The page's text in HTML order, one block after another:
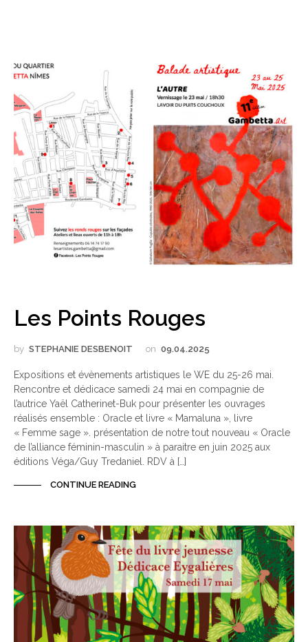
Les Points Rouges
by STEPHANIE DESBENOIT on 09.04.2025
Expositions et évènements artistiques le WE du 25-26 mai.
Rencontre et dédicace samedi 24 mai en compagnie de
l’autrice Yaël Catherinet-Buk pour présenter les ouvrages
réalisés ensemble : Oracle et livre « Mamaluna », livre
« Femme sage ». présentation de notre tout nouveau « Oracle
de l’alliance féminin-masculin » à paraitre en juin 2025 aux
éditions Véga/Guy Tredaniel. RDV à […]
CONTINUE READING